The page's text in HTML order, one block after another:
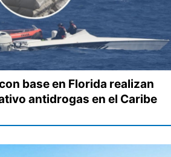
base en Florida realizan
antidrogas en el Caribe